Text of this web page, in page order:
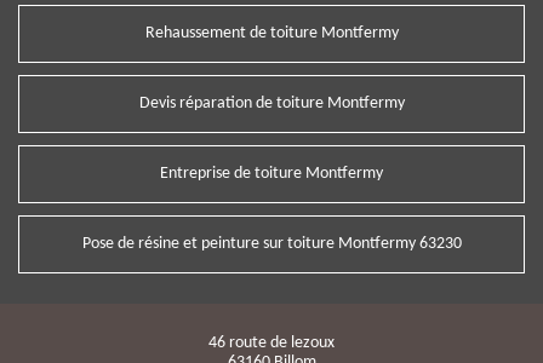
Rehaussement de toiture Montfermy
Devis réparation de toiture Montfermy
Entreprise de toiture Montfermy
Pose de résine et peinture sur toiture Montfermy 63230
46 route de lezoux